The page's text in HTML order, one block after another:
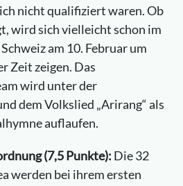
nicht qualifiziert waren. Ob
wird sich vielleicht schon im
am 10. Februar um
Zeit zeigen. Das
wird unter der
dem Volkslied „Arirang“ als
auflaufen.
(7,5 Punkte): Die 32
werden bei ihrem ersten